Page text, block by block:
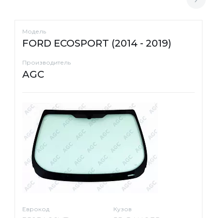
Модель
FORD ECOSPORT (2014 - 2019)
Производитель
AGC
Еврокод Кузов